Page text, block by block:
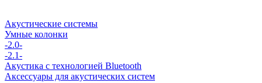
Акустические системы
Умные колонки
-2.0-
-2.1-
Акустика с технологией Bluetooth
Аксессуары для акустических систем